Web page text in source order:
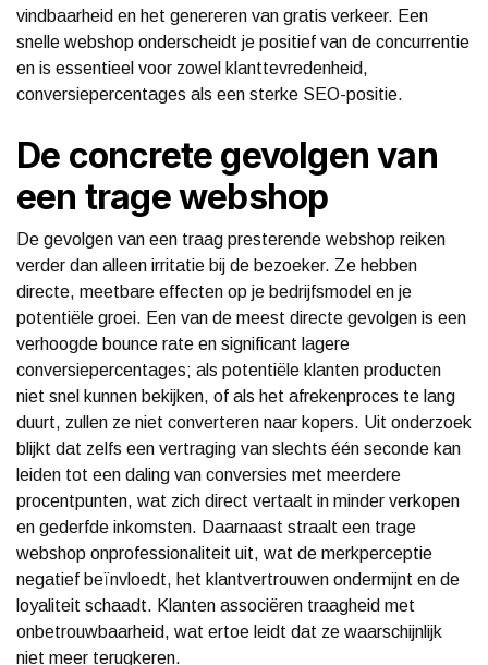
vindbaarheid en het genereren van gratis verkeer. Een
snelle webshop onderscheidt je positief van de concurrentie
en is essentieel voor zowel klanttevredenheid,
conversiepercentages als een sterke SEO-positie.
De concrete gevolgen van
een trage webshop
De gevolgen van een traag presterende webshop reiken
verder dan alleen irritatie bij de bezoeker. Ze hebben
directe, meetbare effecten op je bedrijfsmodel en je
potentiële groei. Een van de meest directe gevolgen is een
verhoogde bounce rate en significant lagere
conversiepercentages; als potentiële klanten producten
niet snel kunnen bekijken, of als het afrekenproces te lang
duurt, zullen ze niet converteren naar kopers. Uit onderzoek
blijkt dat zelfs een vertraging van slechts één seconde kan
leiden tot een daling van conversies met meerdere
procentpunten, wat zich direct vertaalt in minder verkopen
en gederfde inkomsten. Daarnaast straalt een trage
webshop onprofessionaliteit uit, wat de merkperceptie
negatief beïnvloedt, het klantvertrouwen ondermijnt en de
loyaliteit schaadt. Klanten associëren traagheid met
onbetrouwbaarheid, wat ertoe leidt dat ze waarschijnlijk
niet meer terugkeren.